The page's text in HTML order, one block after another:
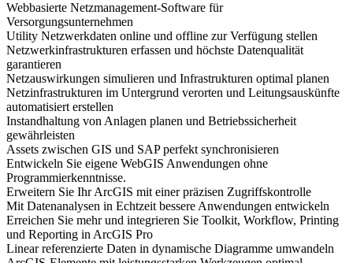
Webbasierte Netzmanagement-Software für
Versorgungsunternehmen
Utility Netzwerkdaten online und offline zur Verfügung stellen
Netzwerkinfrastrukturen erfassen und höchste Datenqualität
garantieren
Netzauswirkungen simulieren und Infrastrukturen optimal planen
Netzinfrastrukturen im Untergrund verorten und Leitungsauskünfte
automatisiert erstellen
Instandhaltung von Anlagen planen und Betriebssicherheit
gewährleisten
Assets zwischen GIS und SAP perfekt synchronisieren
Entwickeln Sie eigene WebGIS Anwendungen ohne
Programmierkenntnisse.
Erweitern Sie Ihr ArcGIS mit einer präzisen Zugriffskontrolle
Mit Datenanalysen in Echtzeit bessere Anwendungen entwickeln
Erreichen Sie mehr und integrieren Sie Toolkit, Workflow, Printing
und Reporting in ArcGIS Pro
Linear referenzierte Daten in dynamische Diagramme umwandeln